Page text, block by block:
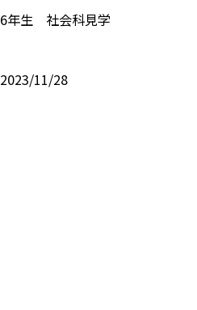
6年生 社会科見学
2023/11/28